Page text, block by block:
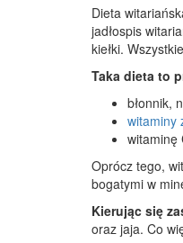
Dieta
jadłospis
kiełki.
Taka dieta to
błonnik,
witaminy
witaminę
Oprócz tego,
bogatymi w
Kierując się
oraz jaja. Co